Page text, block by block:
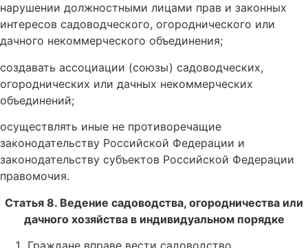
нарушении должностными лицами прав и законных
интересов садоводческого, огороднического или
дачного некоммерческого объединения;
создавать ассоциации (союзы) садоводческих,
огороднических или дачных некоммерческих
объединений;
осуществлять иные не противоречащие
законодательству Российской Федерации и
законодательству субъектов Российской Федерации
правомочия.
Статья 8. Ведение садоводства, огородничества или
дачного хозяйства в индивидуальном порядке
Граждане вправе вести садоводство,